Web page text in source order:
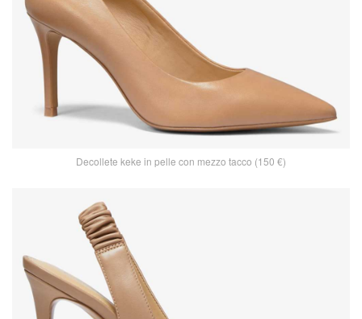
Decollete keke in pelle con mezzo tacco (150 €)